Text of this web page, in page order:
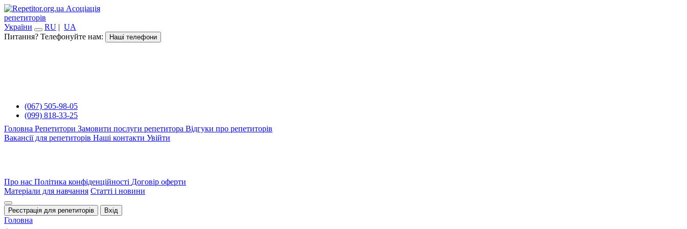
Асоціація
репетиторів
України
RU | UA
Питання? Телефонуйте нам:
Наші телефони
(067) 505-98-05
(099) 818-33-25
Головна Репетитори Замовити послуги репетитора Відгуки про репетиторів
Вакансії для репетиторів Наші контакти Увійти
Про нас Політика конфіденційності Договір оферти
Матеріали для навчання Статті і новини
Реєстрація для репетиторів Вхід
Головна